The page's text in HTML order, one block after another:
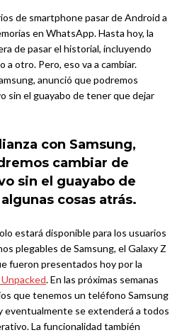
de smartphone pasar de Android a
en WhatsApp. Hasta hoy, la
de pasar el historial, incluyendo
a otro. Pero, eso va a cambiar.
anunció que podremos
sin el guayabo de tener que dejar
con Samsung,
cambiar de
sin el guayabo de
cosas atrás.
estará disponible para los usuarios
plegables de Samsung, el Galaxy Z
fueron presentados hoy por la
. En las próximas semanas
que tenemos un teléfono Samsung
eventualmente se extenderá a todos
La funcionalidad también